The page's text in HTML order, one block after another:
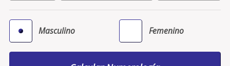
Masculino Femenino